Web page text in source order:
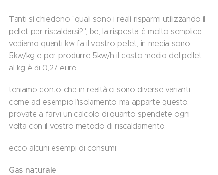
Tanti si chiedono ''quali sono i reali risparmi utilizzando il
pellet per riscaldarsi?", be, la risposta è molto semplice,
vediamo quanti kw fa il vostro pellet, in media sono
5kw/kg e per produrre 5kw/h il costo medio del pellet
al kg è di 0,27 euro.
teniamo conto che in realtà ci sono diverse varianti
come ad esempio l'isolamento ma apparte questo,
provate a farvi un calcolo di quanto spendete ogni
volta con il vostro metodo di riscaldamento.
ecco alcuni esempi di consumi:
Gas naturale